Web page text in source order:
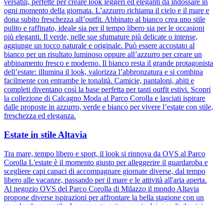
versatili, perfette per creare look leggeri ed eleganti da indossare in
ogni momento della giornata. L’azzurro richiama il cielo e il mare e
dona subito freschezza all’outfit. Abbinato al bianco crea uno stile
pulito e raffinato, ideale sia per il tempo libero sia per le occasioni
più eleganti. Il verde, nelle sue sfumature più delicate o intense,
aggiunge un tocco naturale e originale. Può essere accostato al
bianco per un risultato luminoso oppure all’azzurro per creare un
abbinamento fresco e moderno. Il bianco resta il grande protagonista
dell’estate: illumina il look, valorizza l’abbronzatura e si combina
facilmente con entrambe le tonalità. Camicie, pantaloni, abiti e
completi diventano così la base perfetta per tanti outfit estivi. Scopri
la collezione di Calcagno Moda al Parco Corolla e lasciati ispirare
dalle proposte in azzurro, verde e bianco per vivere l’estate con stile,
freschezza ed eleganza.
Estate in stile Altavia
Tra mare, tempo libero e sport, il look si rinnova da OVS al Parco
Corolla L'estate è il momento giusto per alleggerire il guardaroba e
scegliere capi capaci di accompagnare giornate diverse, dal tempo
libero alle vacanze, passando per il mare e le attività all'aria aperta.
Al negozio OVS del Parco Corolla di Milazzo il mondo Altavia
propone diverse ispirazioni per affrontare la bella stagione con un